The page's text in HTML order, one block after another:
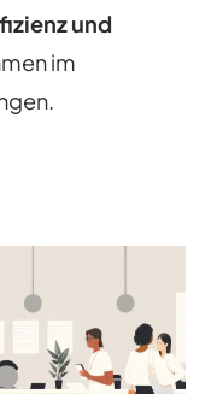
und
im